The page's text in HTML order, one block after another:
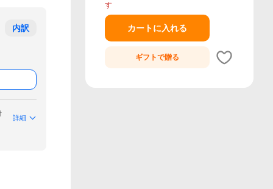
内訳
詳細
す
カートに入れる
ギフトで贈る